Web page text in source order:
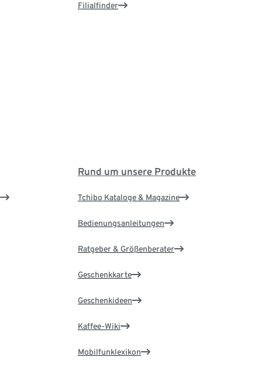
Filialfinder
Rund um unsere Produkte
Tchibo Kataloge & Magazine
Bedienungsanleitungen
Ratgeber & Größenberater
Geschenkkarte
Geschenkideen
Kaffee-Wiki
Mobilfunklexikon